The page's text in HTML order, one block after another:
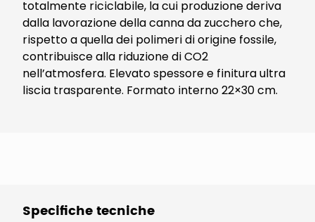
totalmente riciclabile, la cui produzione deriva
dalla lavorazione della canna da zucchero che,
rispetto a quella dei polimeri di origine fossile,
contribuisce alla riduzione di CO2
nell’atmosfera. Elevato spessore e finitura ultra
liscia trasparente. Formato interno 22×30 cm.
Specifiche tecniche